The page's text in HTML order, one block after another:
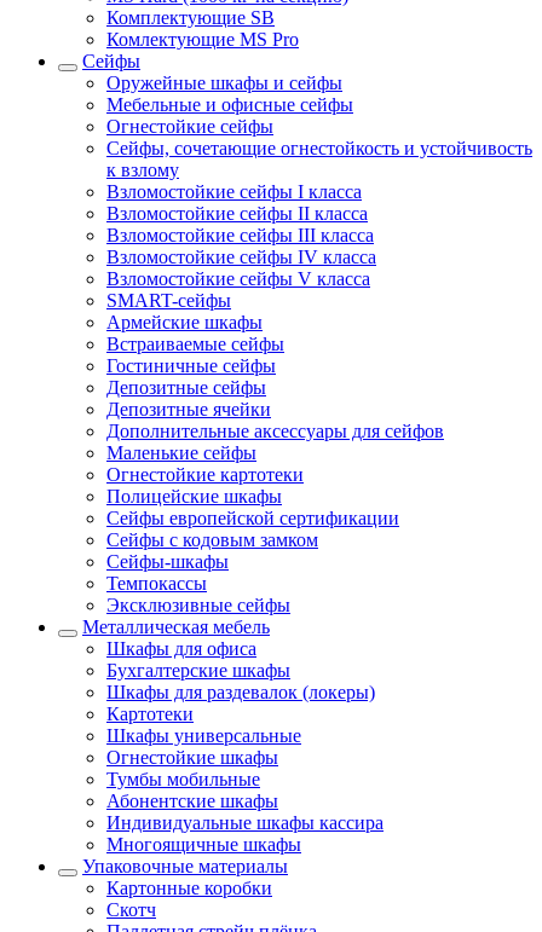
Комплектующие SB
Комлектующие MS Pro
Сейфы
Оружейные шкафы и сейфы
Мебельные и офисные сейфы
Огнестойкие сейфы
Сейфы, сочетающие огнестойкость и устойчивость
к взлому
Взломостойкие сейфы I класса
Взломостойкие сейфы II класса
Взломостойкие сейфы III класса
Взломостойкие сейфы IV класса
Взломостойкие сейфы V класса
SMART-сейфы
Армейские шкафы
Встраиваемые сейфы
Гостиничные сейфы
Депозитные сейфы
Депозитные ячейки
Дополнительные аксессуары для сейфов
Маленькие сейфы
Огнестойкие картотеки
Полицейские шкафы
Сейфы европейской сертификации
Сейфы с кодовым замком
Сейфы-шкафы
Темпокассы
Эксклюзивные сейфы
Металлическая мебель
Шкафы для офиса
Бухгалтерские шкафы
Шкафы для раздевалок (локеры)
Картотеки
Шкафы универсальные
Огнестойкие шкафы
Тумбы мобильные
Абонентские шкафы
Индивидуальные шкафы кассира
Многоящичные шкафы
Упаковочные материалы
Картонные коробки
Скотч